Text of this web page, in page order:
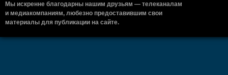
Мы искренне благодарны нашим друзьям — телеканалам
и медиакомпаниям, любезно предоставившим свои
материалы для публикации на сайте.